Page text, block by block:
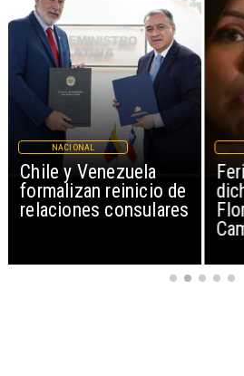
de
Feriantes rechazan
dichos de Camila
Flores sobre Fabiola
NACIONAL